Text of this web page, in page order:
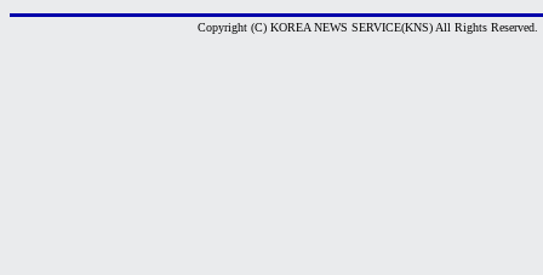
Copyright (C) KOREA NEWS SERVICE(KNS) All Rights Reserved.